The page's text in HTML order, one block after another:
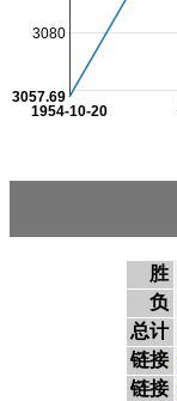
1954-10-20
3080
3057.69
胜
负
总计
链接
链接